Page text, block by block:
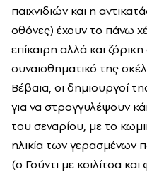
παιχνιδιών και η
οθόνες) έχουν το πάνω
επίκαιρη αλλά και
συναισθηματικό της
Βέβαια, οι δημιουργοί
για να στρογγυλέψουν
του σεναρίου, με το
ηλικία των γερασμένων
(ο Γούντι με κοιλίτσα